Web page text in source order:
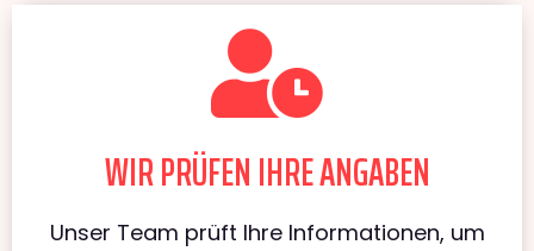
WIR PRÜFEN IHRE ANGABEN
Unser Team prüft Ihre Informationen, um